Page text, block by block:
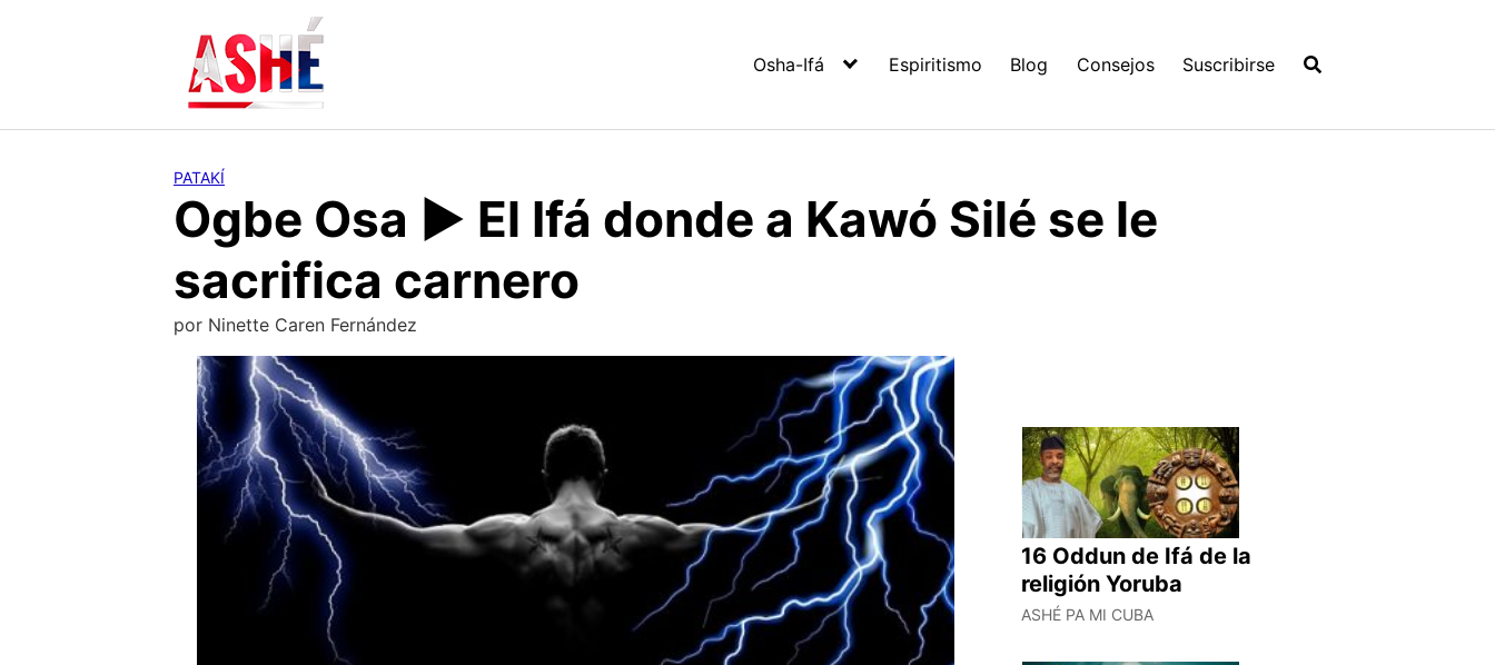
Osha-Ifá Espiritismo Blog Consejos Suscribirse
PATAKÍ
Ogbe Osa ► El Ifá donde a Kawó Silé se le
sacrifica carnero
por Ninette Caren Fernández
16 Oddun de Ifá de la
religión Yoruba
ASHÉ PA MI CUBA